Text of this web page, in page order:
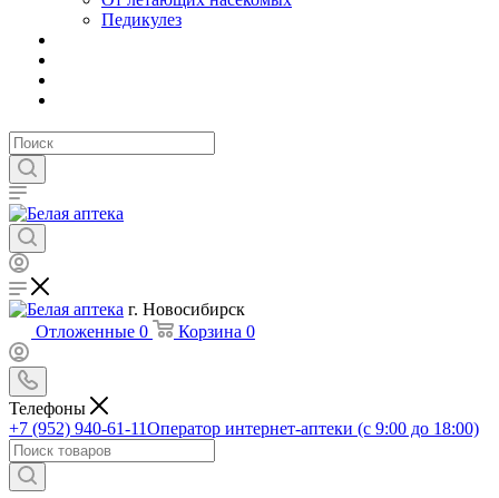
Педикулез
г. Новосибирск
Отложенные 0 Корзина 0
Телефоны
+7 (952) 940-61-11Оператор интернет-аптеки (с 9:00 до 18:00)